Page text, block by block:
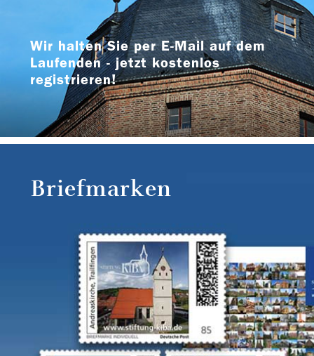
Wir halten Sie per E-Mail auf dem
Laufenden - jetzt kostenlos
registrieren!
Briefmarken